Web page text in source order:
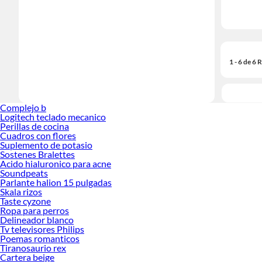
1 - 6 de 6
Complejo b
Logitech teclado mecanico
Perillas de cocina
Cuadros con flores
Suplemento de potasio
Sostenes Bralettes
Acido hialuronico para acne
Soundpeats
Parlante halion 15 pulgadas
Skala rizos
Taste cyzone
Ropa para perros
Delineador blanco
Tv televisores Philips
Poemas romanticos
Tiranosaurio rex
Cartera beige